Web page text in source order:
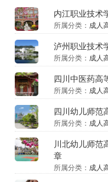
内江职业技术
所属分类： 成人
泸州职业技术
所属分类： 成人
四川中医药高
所属分类： 成人
四川幼儿师范
所属分类： 成人
川北幼儿师范
章
所属分类： 成人